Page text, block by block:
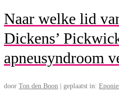
Naar welke lid
Dickens’
apneusyndroom
door Ton den Boon | geplaatst in: